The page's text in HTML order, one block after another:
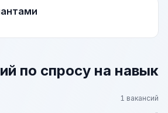
по спросу на навык
1 вакансий